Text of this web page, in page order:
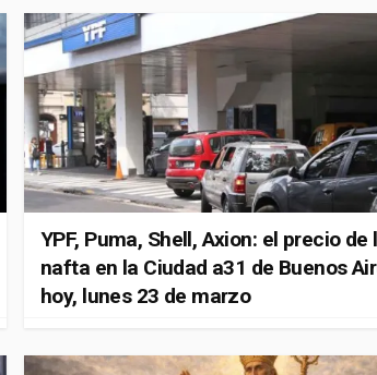
YPF, Puma, Shell, Axion: el precio de
nafta en la Ciudad a31 de Buenos
hoy, lunes 23 de marzo